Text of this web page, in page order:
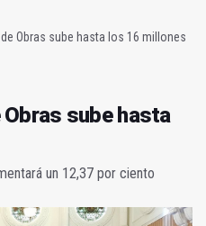
Obras sube hasta los 16 millones
Obras sube hasta
un 12,37 por ciento